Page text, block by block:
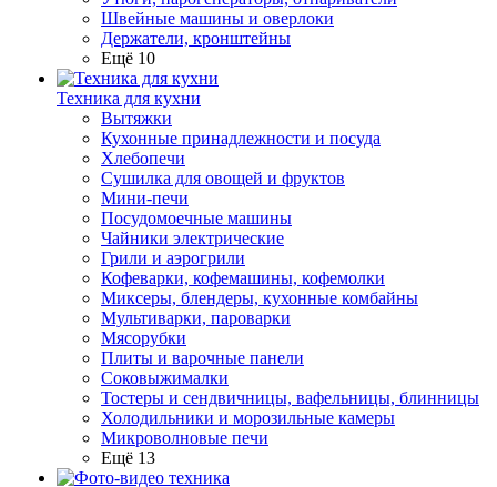
Швейные машины и оверлоки
Держатели, кронштейны
Ещё 10
Техника для кухни
Вытяжки
Кухонные принадлежности и посуда
Хлебопечи
Сушилка для овощей и фруктов
Мини-печи
Посудомоечные машины
Чайники электрические
Грили и аэрогрили
Кофеварки, кофемашины, кофемолки
Миксеры, блендеры, кухонные комбайны
Мультиварки, пароварки
Мясорубки
Плиты и варочные панели
Соковыжималки
Тостеры и сендвичницы, вафельницы, блинницы
Холодильники и морозильные камеры
Микроволновые печи
Ещё 13